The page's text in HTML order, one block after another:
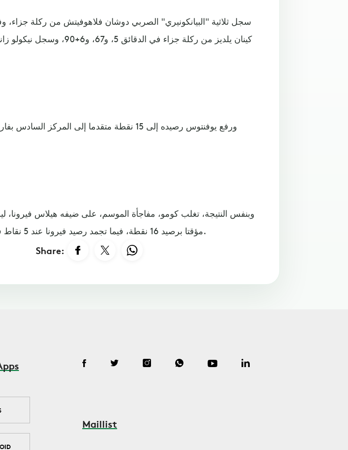
سجل ثلاثية "البيانكونيري" الصربي دوشان فلاهوفيتش من ركلة جزاء،
كينان يلديز من ركلة جزاء في الدقائق
وبنفس النتيجة، تغلب كومو، مفاجأة الموسم، على ضيفه هيلاس فيرونا،
مؤقتا برصيد 16 نقطة، فيما تجمد رصيد فيرونا عند 5 نقاط في المركز الثامن عشر.
Share:
Maillist